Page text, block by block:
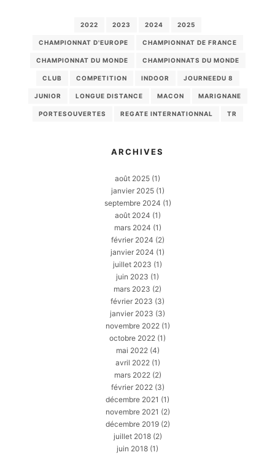
2022 2023 2024 2025
CHAMPIONNAT D'EUROPE CHAMPIONNAT DE FRANCE
CHAMPIONNAT DU MONDE CHAMPIONNATS DU MONDE
CLUB COMPETITION INDOOR JOURNEEDU 8
JUNIOR LONGUE DISTANCE MACON MARIGNANE
PORTESOUVERTES REGATE INTERNATIONNAL TR
ARCHIVES
août 2025 (1)
janvier 2025(1)
septembre 2024 (1)
août 2024 (1)
mars 2024 (1)
février 2024 (2)
janvier 2024 (1)
juillet 2023 (1)
juin 2023 (1)
mars 2023 (2)
février 2023 (3)
janvier 2023 (3)
novembre 2022(1)
octobre 2022 (1)
mai 2022(4)
avril 2022(1)
mars 2022(2)
février 2022(3)
décembre 2021 (1)
novembre 2021 (2)
décembre 2019(2)
juillet 2018(2)
juin 2018 (1)